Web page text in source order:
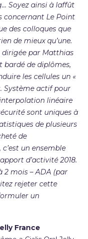
Soyez ainsi à laffût
concernant Le Point
des colloques que
de mieux qu’une.
dirigée par Matthias
bardé de diplômes,
les cellules un «
Système actif pour
linéaire
sont uniques à
de plusieurs
de
un ensemble
d’activité 2018.
2 mois – ADA (par
rejeter cette
un
France